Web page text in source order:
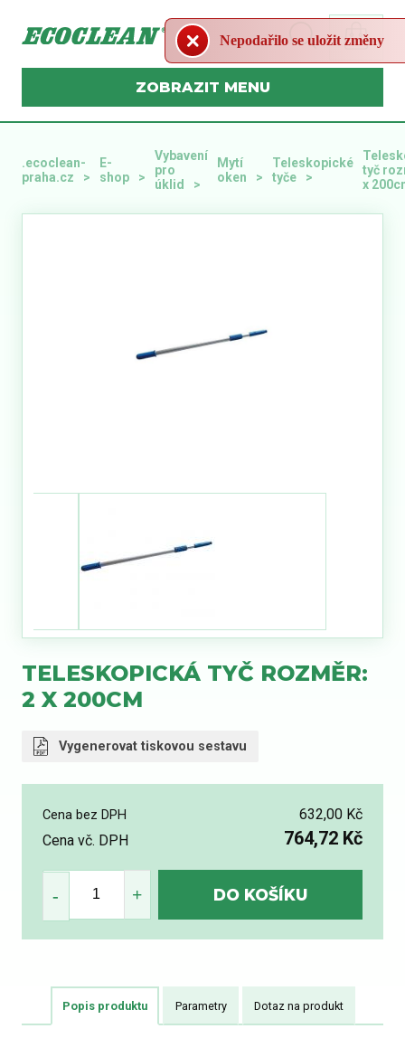
MENU
.ecoclean-
praha.cz
E-
shop
Vybavení
pro
úklid
Mytí
oken
Teleskopické
tyče
tyč
x
TELESKOPICKÁ TYČ ROZMĚR:
2 X 200CM
Vygenerovat tiskovou sestavu
Cena bez DPH
632,00 Kč
Cena vč. DPH
764,72 Kč
Popis produktu Parametry Dotaz na produkt
Nepodařilo se uložit změny